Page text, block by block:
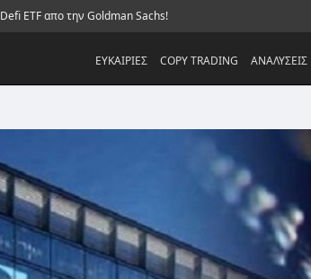
Defi ETF απο την Goldman Sachs!
ΕΥΚΑΙΡΙΕΣ COPY TRADING ΑΝΑΛΥΣΕΙΣ